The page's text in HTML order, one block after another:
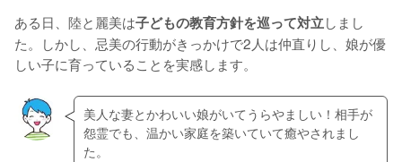
ある日、陸と麗美は子どもの教育方針を巡って対立しまし
た。しかし、忌美の行動がきっかけで2人は仲直りし、娘が優
しい子に育っていることを実感します。
美人な妻とかわいい娘がいてうらやましい！相手が
怨霊でも、温かい家庭を築いていて癒やされまし
た。